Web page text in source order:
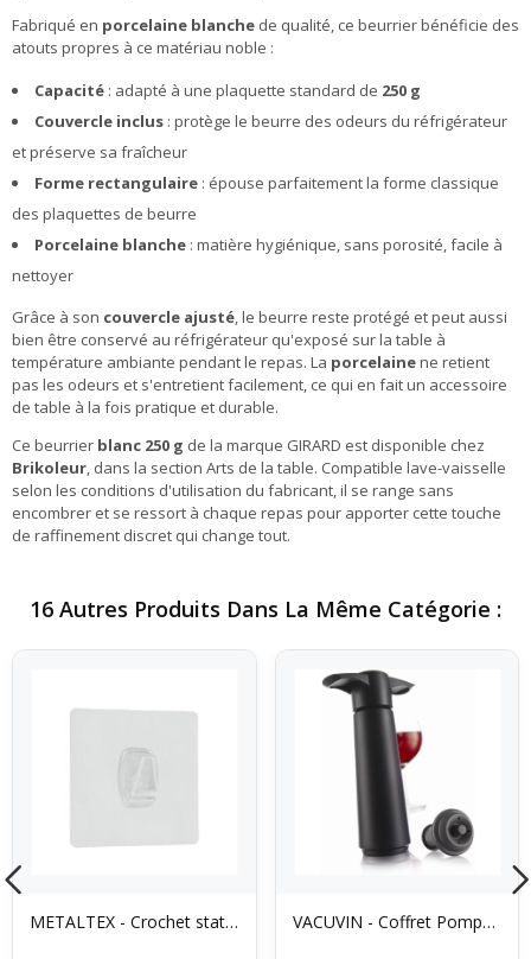
Fabriqué en porcelaine blanche de qualité, ce beurrier bénéficie des
atouts propres à ce matériau noble :
Capacité : adapté à une plaquette standard de 250 g
Couvercle inclus : protège le beurre des odeurs du réfrigérateur
et préserve sa fraîcheur
Forme rectangulaire : épouse parfaitement la forme classique
des plaquettes de beurre
Porcelaine blanche : matière hygiénique, sans porosité, facile à
nettoyer
Grâce à son couvercle ajusté, le beurre reste protégé et peut aussi
bien être conservé au réfrigérateur qu'exposé sur la table à
température ambiante pendant le repas. La porcelainene retient
pas les odeurs et s'entretient facilement, ce qui en fait un accessoire
de table à la fois pratique et durable.
Ce beurrier blanc 250 g de la marque GIRARD est disponible chez
Brikoleur, dans la section Arts de la table. Compatible lave-vaisselle
selon les conditions d'utilisation du fabricant, il se range sans
encombrer et se ressort à chaque repas pour apporter cette touche
de raffinement discret qui change tout.
16 Autres Produits Dans La Même Catégorie :
METALTEX - Crochet statique U-FIX 8 x 8 cm... VACUVIN - Coffret Pompe à vin + 2 bouchons -...